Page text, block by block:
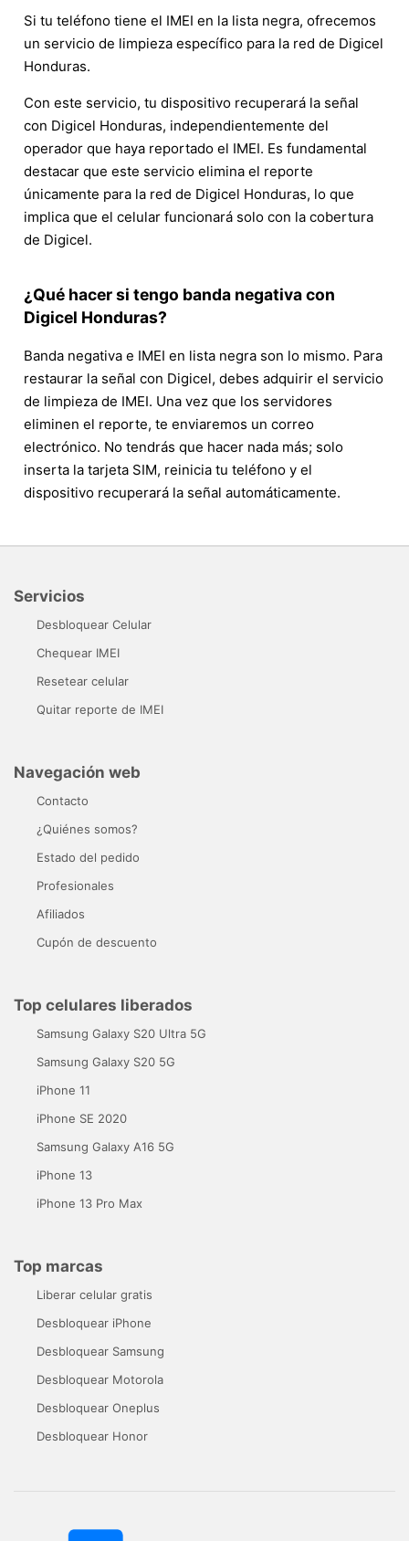
Si tu teléfono tiene el IMEI en la lista negra, ofrecemos
un servicio de limpieza específico para la red de Digicel
Honduras.
Con este servicio, tu dispositivo recuperará la señal
con Digicel Honduras, independientemente del
operador que haya reportado el IMEI. Es fundamental
destacar que este servicio elimina el reporte
únicamente para la red de Digicel Honduras, lo que
implica que el celular funcionará solo con la cobertura
de Digicel.
¿Qué hacer si tengo banda negativa con
Digicel Honduras?
Banda negativa e IMEI en lista negra son lo mismo. Para
restaurar la señal con Digicel, debes adquirir el servicio
de limpieza de IMEI. Una vez que los servidores
eliminen el reporte, te enviaremos un correo
electrónico. No tendrás que hacer nada más; solo
inserta la tarjeta SIM, reinicia tu teléfono y el
dispositivo recuperará la señal automáticamente.
Servicios
Desbloquear Celular
Chequear IMEI
Resetear celular
Quitar reporte de IMEI
Navegación web
Contacto
¿Quiénes somos?
Estado del pedido
Profesionales
Afiliados
Cupón de descuento
Top celulares liberados
Samsung Galaxy S20 Ultra 5G
Samsung Galaxy S20 5G
iPhone 11
iPhone SE 2020
Samsung Galaxy A16 5G
iPhone 13
iPhone 13 Pro Max
Top marcas
Liberar celular gratis
Desbloquear iPhone
Desbloquear Samsung
Desbloquear Motorola
Desbloquear Oneplus
Desbloquear Honor